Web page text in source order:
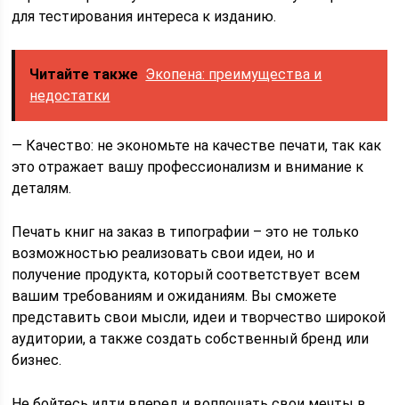
для тестирования интереса к изданию.
Читайте также Экопена: преимущества и
недостатки
— Качество: не экономьте на качестве печати, так как
это отражает вашу профессионализм и внимание к
деталям.
Печать книг на заказ в типографии – это не только
возможностью реализовать свои идеи, но и
получение продукта, который соответствует всем
вашим требованиям и ожиданиям. Вы сможете
представить свои мысли, идеи и творчество широкой
аудитории, а также создать собственный бренд или
бизнес.